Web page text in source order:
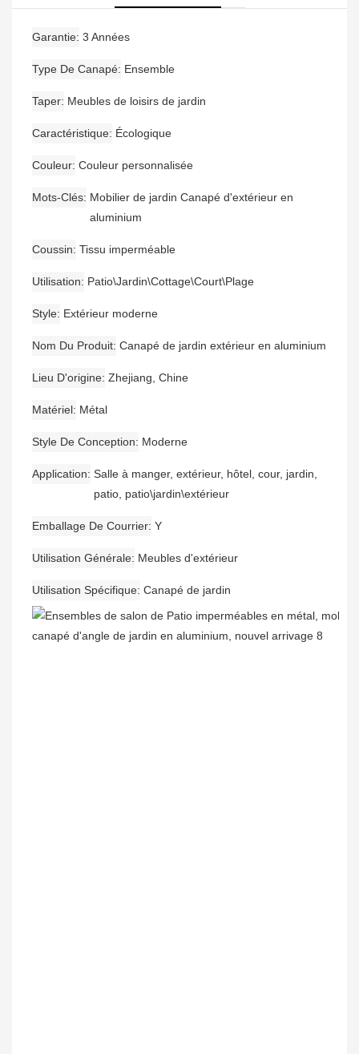
Garantie 3 Années
Type De Canapé Ensemble
Taper Meubles de loisirs de jardin
Caractéristique Écologique
Couleur Couleur personnalisée
Mots-Clés Mobilier de jardin Canapé d'extérieur en
aluminium
Coussin Tissu imperméable
Utilisation Patio\Jardin\Cottage\Court\Plage
Style Extérieur moderne
Nom Du Produit Canapé de jardin extérieur en aluminium
Lieu D'origine Zhejiang, Chine
Matériel Métal
Style De Conception Moderne
Application Salle à manger, extérieur, hôtel, cour, jardin,
patio, patio\jardin\extérieur
Emballage De Courrier Y
Utilisation Générale Meubles d'extérieur
Utilisation Spécifique Canapé de jardin